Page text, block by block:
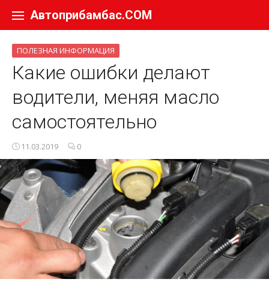
Автоприбамбас.COM
ПОЛЕЗНАЯ ИНФОРМАЦИЯ
Какие ошибки делают
водители, меняя масло
самостоятельно
11.03.2019 0